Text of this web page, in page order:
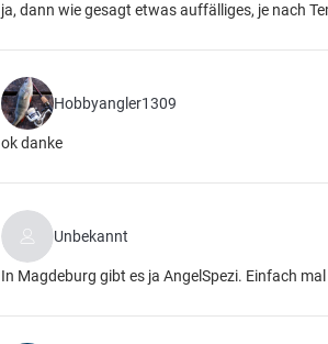
ja, dann wie gesagt etwas auffälliges, je nach
Hobbyangler1309
ok danke
Unbekannt
In Magdeburg gibt es ja AngelSpezi. Einfach